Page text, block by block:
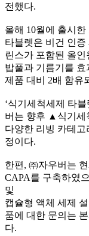
전했다.
올해 10월에 출시한
타블렛은 비건 인증
린스가 포함된 올
밥풀과 기름기를
제품 대비 2배 함유
‘식기세척세제 타
버는 향후 ▲식기
다양한 리빙 카테고
정이다.
한편, ㈜자우버는
CAPA를 구축하였
및
캡슐형 액체 세제
품에 대한 문의는
다.